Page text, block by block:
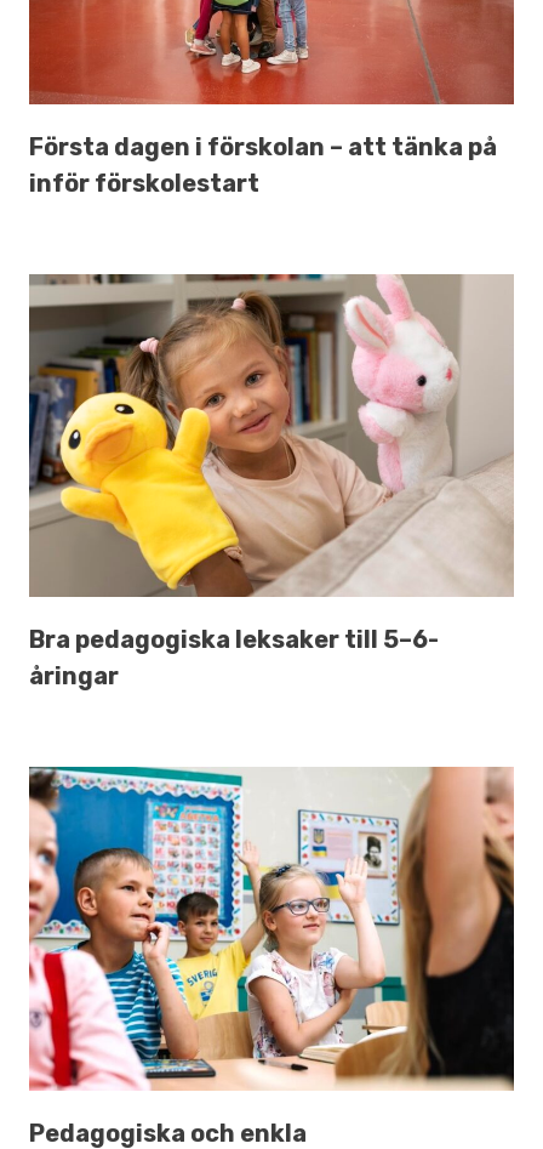
Första dagen i förskolan – att tänka på
inför förskolestart
Bra pedagogiska leksaker till 5–6-
åringar
Pedagogiska och enkla